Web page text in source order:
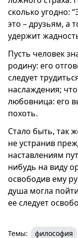
сколько угодно:
это – друзьям, а
удержит
Пусть человек
родину: его
следует
наслаждения;
любовница: его
похоть.
Стало быть, так
не устранив
наставлениям
нибудь на виду
освободив ему
душа могла
ее следует
Темы: философия